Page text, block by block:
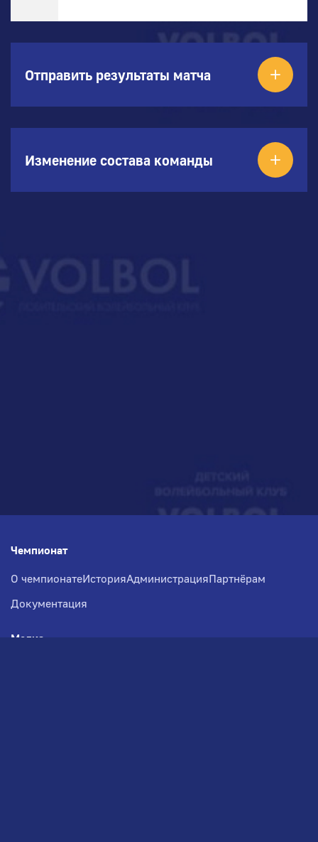
Отправить результаты матча
Изменение состава команды
Чемпионат
О чемпионатеИсторияАдминистрацияПартнёрам
Документация
Медиа